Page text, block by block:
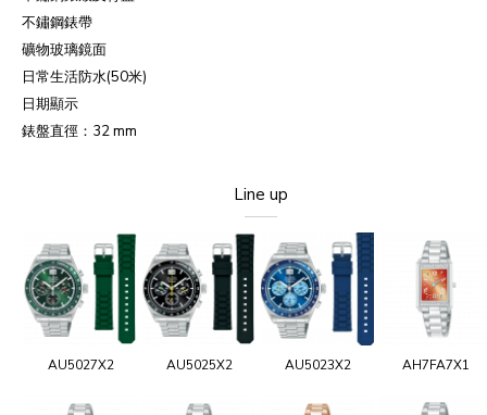
不鏽鋼錶帶
礦物玻璃鏡面
日常生活防水(50米)
日期顯示
錶盤直徑： 32 mm
Line up
AU5027X2 AU5025X2 AU5023X2 AH7FA7X1